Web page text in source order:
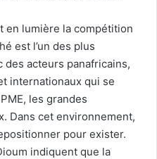
en lumière la compétition
est l’un des plus
des acteurs panafricains,
internationaux qui se
les grandes
Dans cet environnement,
pour exister.
indiquent que la